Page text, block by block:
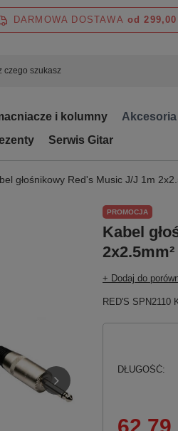
DARMOWA DOSTAWA od 299,00
i kolumny Akcesoria
Serwis Gitar
głośnikowy Red's Music J/J 1m
PROMOCJA
Kabel
+ Dodaj do
RED'S SPN2110
DŁUGOŚĆ